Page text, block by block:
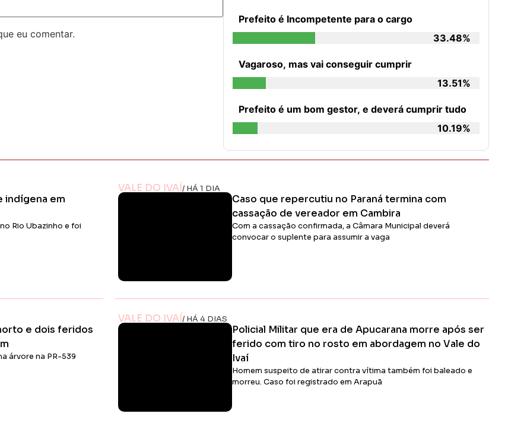
eu comentar.
Prefeito é Incompetente para o cargo
33.48%
Vagaroso, mas vai conseguir cumprir
13.51%
Prefeito é um bom gestor, e deverá cumprir tudo
10.19%
indígena em
Rio Ubazinho e foi
VALE DO IVAÍ/ HÁ 1 DIA
Caso que repercutiu no Paraná termina com
cassação de vereador em Cambira
Com a cassação confirmada, a Câmara Municipal deverá
convocar o suplente para assumir a vaga
e dois feridos
árvore na PR-539
VALE DO IVAÍ/ HÁ 4 DIAS
Policial Militar que era de Apucarana morre após ser
ferido com tiro no rosto em abordagem no Vale do
Ivaí
Homem suspeito de atirar contra vítima também foi baleado e
morreu. Caso foi registrado em Arapuã